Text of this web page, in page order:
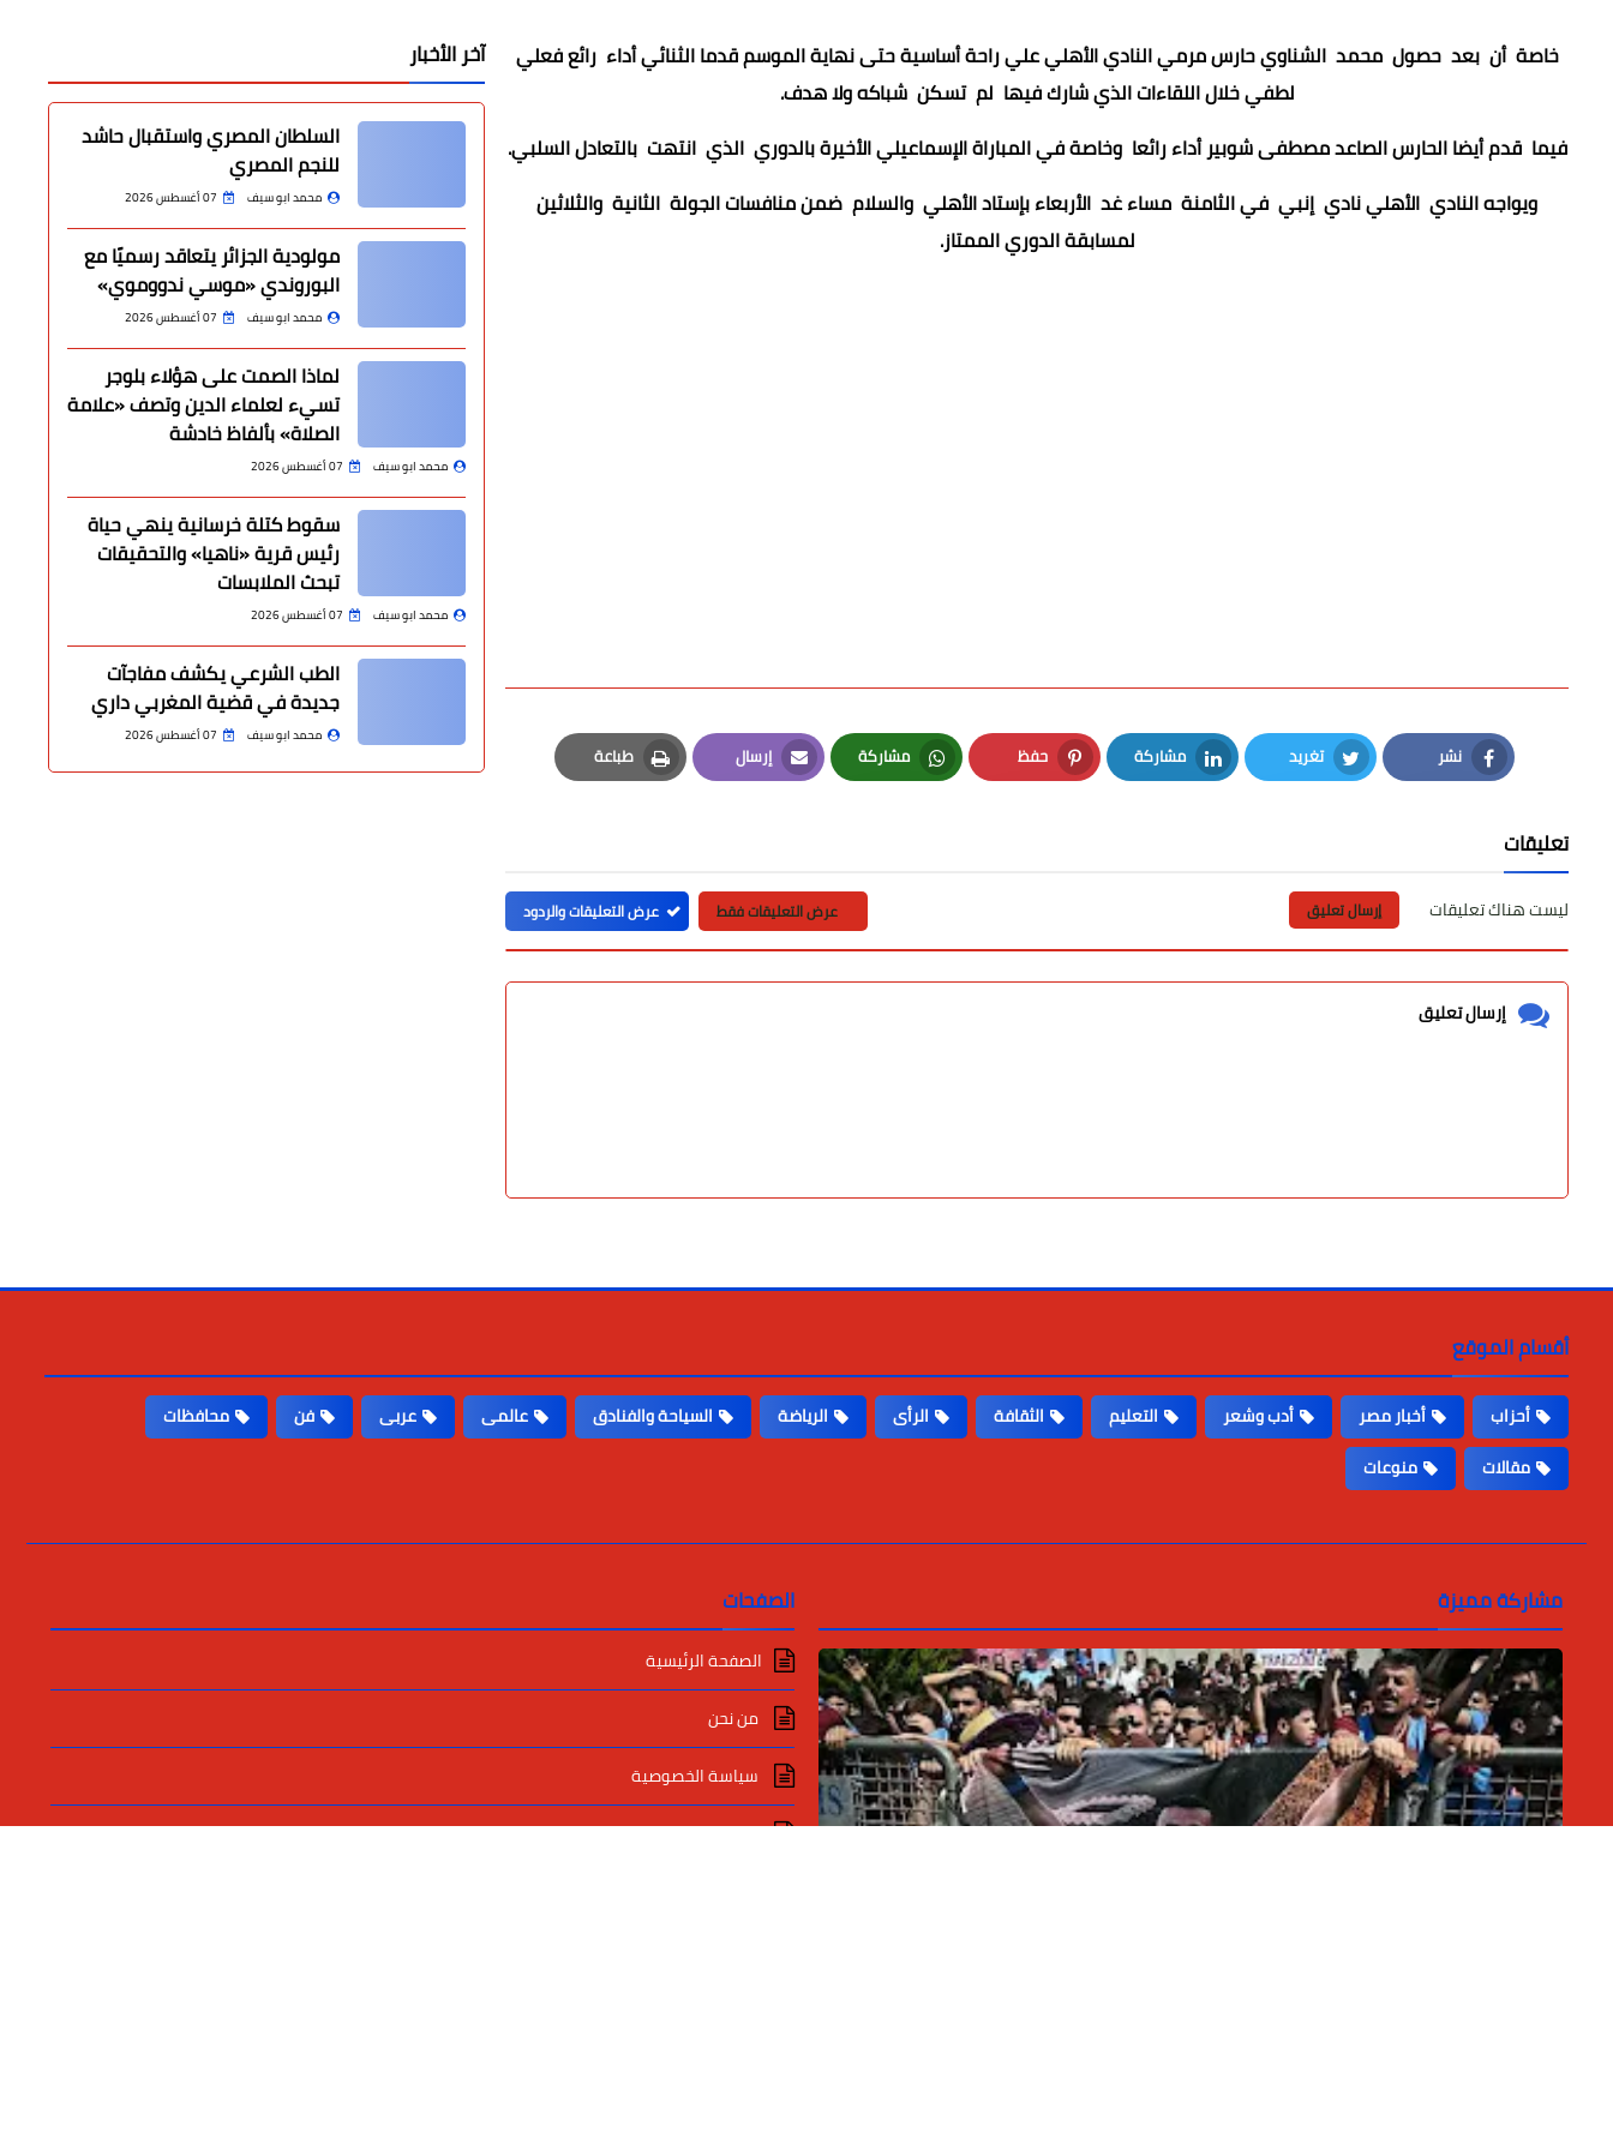
خاصة أن بعد حصول محمد الشناوي حارس مرمي النادي الأهلي علي راحة أساسية حتى نهاية الموسم قدما الثنائي أداء رائع فعلي
لطفي خلال اللقاءات الذي شارك فيها لم تسكن شباكه ولا هدف.
فيما قدم أيضا الحارس الصاعد مصطفى شوبير أداء رائعا وخاصة في المباراة الإسماعيلي الأخيرة بالدوري الذي انتهت بالتعادل السلبي.
ويواجه النادي الأهلي نادي إنبي في الثامنة مساء غد الأربعاء بإستاد الأهلي والسلام ضمن منافسات الجولة الثانية والثلاثين
لمسابقة الدوري الممتاز.
نشر
Facebook
تغريد
Twitter
مشاركة
LinkedIn
حفظ
Pinterest
مشاركة
Whatsapp
إرسال
Email
طباعة
Print
تعليقات
ليست هناك تعليقات إرسال تعليق عرض التعليقات فقط عرض التعليقات والردود
إرسال تعليق
آخر الأخبار
السلطان المصري واستقبال حاشد
للنجم المصري
محمد ابو سيف 07 أغسطس 2026
مولودية الجزائر يتعاقد رسميًا مع
البوروندي «موسي ندووموي»
محمد ابو سيف 07 أغسطس 2026
لماذا الصمت على هؤلاء بلوجر
تسيء لعلماء الدين وتصف «علامة
الصلاة» بألفاظ خادشة
محمد ابو سيف 07 أغسطس 2026
سقوط كتلة خرسانية ينهي حياة
رئيس قرية «ناهيا» والتحقيقات
تبحث الملابسات
محمد ابو سيف 07 أغسطس 2026
الطب الشرعي يكشف مفاجآت
جديدة في قضية المغربي داري
محمد ابو سيف 07 أغسطس 2026
أقسام الموقع
أحزاب أخبار مصر أدب وشعر التعليم الثقافة الرأى الرياضة السياحة والفنادق عالمى عربى فن
محافظات
مقالات
منوعات
مشاركة مميزة الصفحات
الصفحة الرئيسية
من نحن
سياسة الخصوصية
اتصل بنا